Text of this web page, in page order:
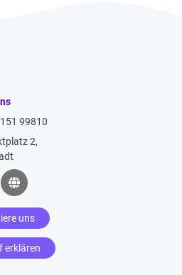
99810
2,
uns
erklären